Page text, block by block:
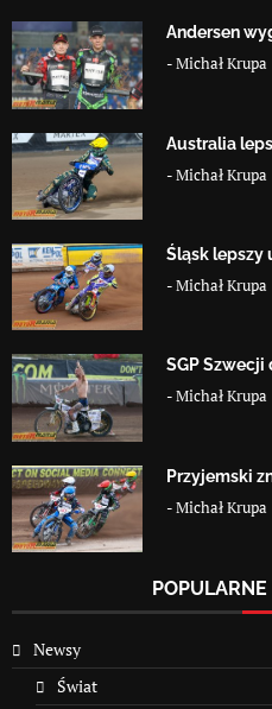
Andersen
-Michał Krupa
Australia
-Michał Krupa
Śląsk lepszy
-Michał Krupa
SGP Szwecji
-Michał Krupa
Przyjemski
-Michał Krupa
Newsy
Świat